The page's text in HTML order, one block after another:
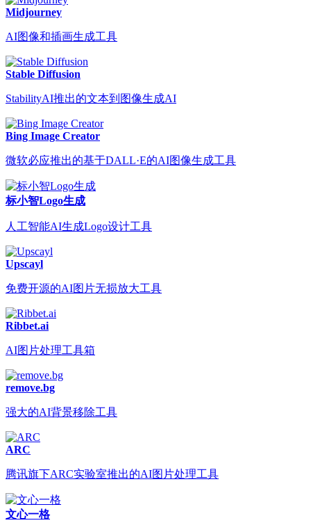
Midjourney
AI图像和插画生成工具
Stable Diffusion
StabilityAI推出的文本到图像生成AI
Bing Image Creator
微软必应推出的基于DALL·E的AI图像生成工具
标小智Logo生成
人工智能AI生成Logo设计工具
Upscayl
免费开源的AI图片无损放大工具
Ribbet.ai
AI图片处理工具箱
remove.bg
强大的AI背景移除工具
ARC
腾讯旗下ARC实验室推出的AI图片处理工具
文心一格